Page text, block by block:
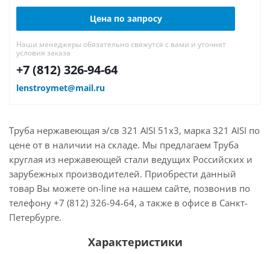
Цена по запросу
Наши менеджеры обязательно свяжутся с вами и уточнят
условия заказа
+7 (812) 326-94-64
lenstroymet@mail.ru
Труба нержавеющая э/св 321 AISI 51х3, марка 321 AISI по
цене от в наличии на складе. Мы предлагаем Труба
круглая из нержавеющей стали ведущих Российских и
зарубежных производителей. Приобрести данный
товар Вы можете on-line на нашем сайте, позвонив по
телефону +7 (812) 326-94-64, а также в офисе в Санкт-
Петербурге.
Характеристики